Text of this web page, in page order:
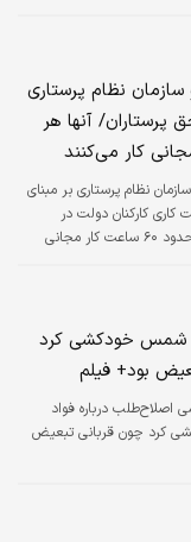
سازمان نظام پرستاری
پرستاران/ آنها هر
نظام پرستاری بر مبنای
کارکنان دولت در
زمستان هر پرستار حدود ۶۰ ساعت کار مجانی
شمس خودکشی کرد
بود+ فیلم
اصلاح‌طلب درباره فواد
کرد چون قربانی تبعیض